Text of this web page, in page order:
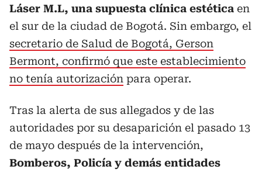
Láser M.L, una supuesta clínica estética en
el sur de la ciudad de Bogotá. Sin embargo, el
secretario de Salud de Bogotá, Gerson
Bermont, confirmó que este establecimiento
no tenía autorización para operar.
Tras la alerta de sus allegados y de las
autoridades por su desaparición el pasado 13
de mayo después de la intervención,
Bomberos, Policía y demás entidades